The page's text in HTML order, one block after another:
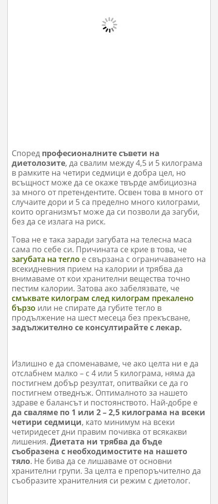
Според професионалните съвети на
диетолозите, да свалим между 4,5 и 5 килограма
в рамките на четири седмици е добра цел, но
всъщност може да се окаже твърде амбициозна
за много от претендентите. Освен това в много от
случаите дори и 5 са пределно много килограми,
които организмът може да си позволи да загуби,
без да се излага на риск.
Това не е така заради загубата на телесна маса
сама по себе си. Причината се крие в това, че
загубата на тегло е свързана с ограничаването на
всекидневния прием на калории и трябва да
внимаваме от кои хранителни вещества точно
пестим калории. Затова ако забелязвате, че
смъквате килограм след килограм прекалено
бързо или не спирате да губите тегло в
продължение на шест месеца без прекъсване,
задължително се консултирайте с лекар.
Излишно е да споменаваме, че ако целта ни е да
отслабнем малко – с 4 или 5 килограма, няма да
постигнем добър резултат, опитвайки се да го
постигнем отведнъж. Оптималното за нашето
здраве е балансът и постоянството. Най-добре е
да сваляме по 1 или 2 – 2,5 килограма на всеки
четири седмици, като минимум на всеки
четиридесет дни правим почивка от всякакви
лишения.Диетата ни трябва да бъде
съобразена с необходимостите на нашето
тяло. Не бива да се лишаваме от основни
хранителни групи. За целта е препоръчително да
съобразите хранителния си режим с диетолог.